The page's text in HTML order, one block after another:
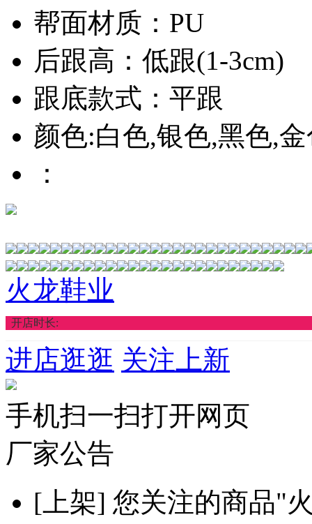
帮面材质：PU
后跟高：低跟(1-3cm)
跟底款式：平跟
颜色:白色,银色,黑色,
：
火龙鞋业
开店时长:
进店逛逛 关注上新
手机扫一扫打开网页
厂家公告
[上架] 您关注的商品"